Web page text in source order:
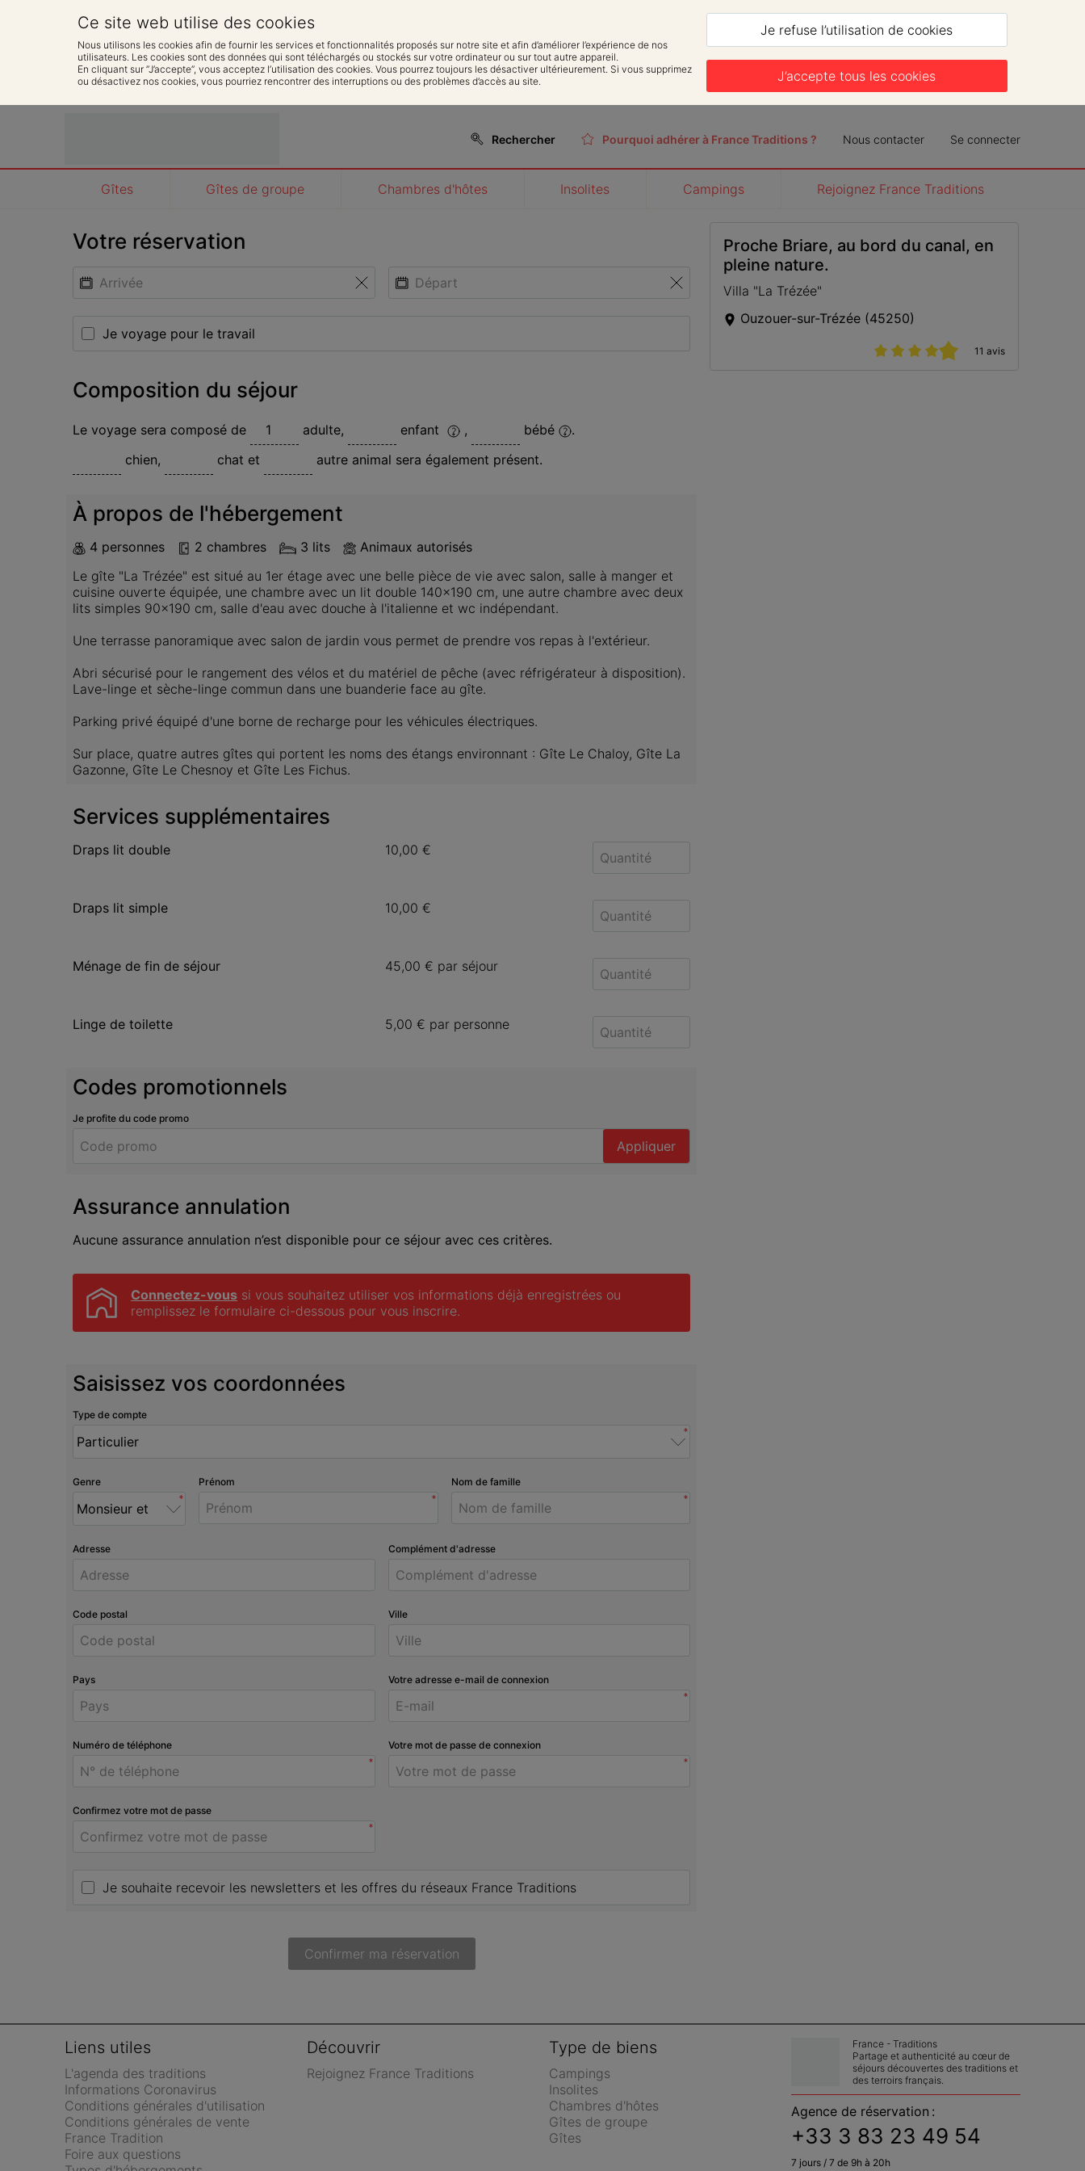
Ce site web utilise des cookies
Nous utilisons les cookies afin de fournir les services et fonctionnalités proposés sur notre site et afin d’améliorer l’expérience de nos
utilisateurs. Les cookies sont des données qui sont téléchargés ou stockés sur votre ordinateur ou sur tout autre appareil.
En cliquant sur ”J’accepte”, vous acceptez l’utilisation des cookies. Vous pourrez toujours les désactiver ultérieurement. Si vous supprimez
ou désactivez nos cookies, vous pourriez rencontrer des interruptions ou des problèmes d’accès au site.
Je refuse l’utilisation de cookies
J’accepte tous les cookies
Rechercher Pourquoi adhérer à France Traditions ? Nous contacter Se connecter
Gîtes Gîtes de groupe Chambres d'hôtes Insolites Campings Rejoignez France Traditions
Votre réservation
Je voyage pour le travail
Composition du séjour
Le voyage sera composé de adulte, enfant , bébé
.
chien, chat et autre animal sera également présent.
À propos de l'hébergement
4 personnes 2 chambres 3 lits
Animaux autorisés
Le gîte "La Trézée" est situé au 1er étage avec une belle pièce de vie avec salon, salle à manger et
cuisine ouverte équipée, une chambre avec un lit double 140x190 cm, une autre chambre avec deux
lits simples 90x190 cm, salle d'eau avec douche à l'italienne et wc indépendant.
Une terrasse panoramique avec salon de jardin vous permet de prendre vos repas à l'extérieur.
Abri sécurisé pour le rangement des vélos et du matériel de pêche (avec réfrigérateur à disposition).
Lave-linge et sèche-linge commun dans une buanderie face au gîte.
Parking privé équipé d'une borne de recharge pour les véhicules électriques.
Sur place, quatre autres gîtes qui portent les noms des étangs environnant : Gîte Le Chaloy, Gîte La
Gazonne, Gîte Le Chesnoy et Gîte Les Fichus.
Services supplémentaires
Draps lit double 10,00 €
Draps lit simple 10,00 €
Ménage de fin de séjour 45,00 € par séjour
Linge de toilette 5,00 € par personne
Codes promotionnels
Je profite du code promo
Appliquer
Assurance annulation
Aucune assurance annulation n’est disponible pour ce séjour avec ces critères.
Connectez-vous si vous souhaitez utiliser vos informations déjà enregistrées ou
remplissez le formulaire ci-dessous pour vous inscrire.
Saisissez vos coordonnées
Type de compte
*
Genre
*
Prénom
*
Nom de famille
*
Adresse Complément d'adresse
Code postal Ville
Pays Votre adresse e-mail de connexion
*
Numéro de téléphone
*
Votre mot de passe de connexion
*
Confirmez votre mot de passe
*
Je souhaite recevoir les newsletters et les offres du réseaux France Traditions
Confirmer ma réservation
Proche Briare, au bord du canal, en
pleine nature.
Villa "La Trézée"
Ouzouer-sur-Trézée (45250)
11 avis
Liens utiles
L'agenda des traditions
Informations Coronavirus
Conditions générales d'utilisation
Conditions générales de vente
France Tradition
Foire aux questions
Découvrir
Rejoignez France Traditions
Type de biens
Campings
Insolites
Chambres d'hôtes
Gîtes de groupe
Gîtes
France - Traditions
Partage et authenticité au cœur de
séjours découvertes des traditions et
des terroirs français.
Agence de réservation :
+33 3 83 23 49 54
7 jours / 7 de 9h à 20h